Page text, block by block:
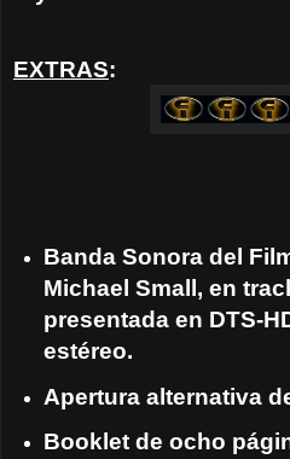
EXTRAS:
Banda Sonora del
Michael Small, en
presentada en DTS-
estéreo.
Apertura alternativa
Booklet de ocho